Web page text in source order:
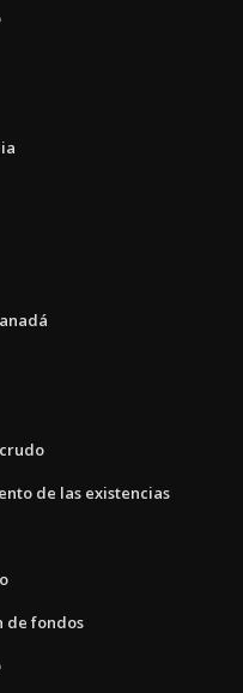
de las existencias
de fondos